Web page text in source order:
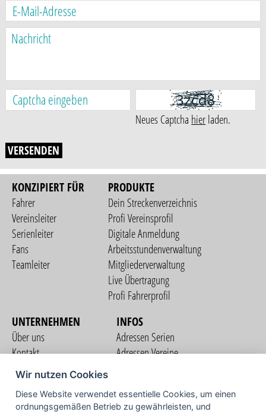
Neues Captcha hierladen.
VERSENDEN
KONZIPIERT FÜR
Fahrer
Vereinsleiter
Serienleiter
Fans
Teamleiter
PRODUKTE
Dein Streckenverzeichnis
Profi Vereinsprofil
Digitale Anmeldung
Arbeitsstundenverwaltung
Mitgliederverwaltung
Live Übertragung
Profi Fahrerprofil
UNTERNEHMEN
Über uns
Kontakt
Nutzungsbedingungen
Datenschutzerklärung
Impressum
INFOS
Adressen Serien
Adressen Vereine
COMMUNITY
Wir nutzen Cookies
Diese Website verwendet essentielle Cookies, um einen
ordnungsgemäßen Betrieb zu gewährleisten, und